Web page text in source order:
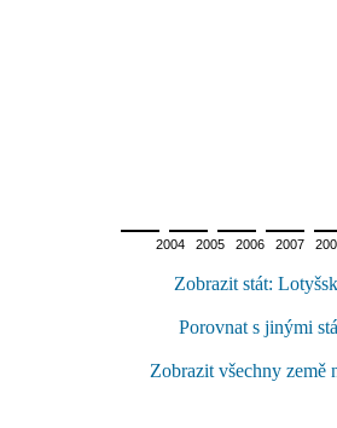
2004 2005 2006 2007
Zobrazit stát:
Porovnat s jinými
Zobrazit všechny země